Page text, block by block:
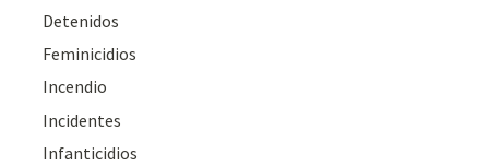
Detenidos
Feminicidios
Incendio
Incidentes
Infanticidios